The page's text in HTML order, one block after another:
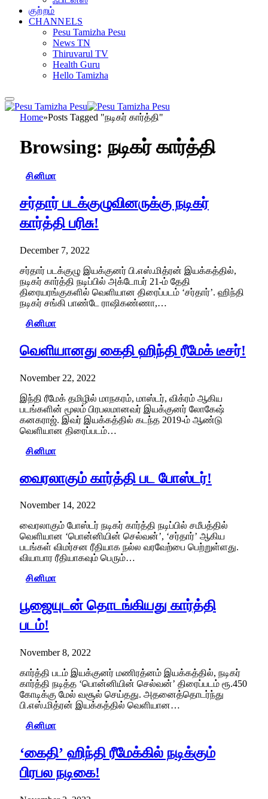
குற்றம்
CHANNELS
Pesu Tamizha Pesu
News TN
Thiruvarul TV
Health Guru
Hello Tamizha
Home»Posts Tagged "நடிகர் கார்த்தி"
Browsing: நடிகர் கார்த்தி
சினிமா
சர்தார் படக்குழுவினருக்கு நடிகர்
கார்த்தி பரிசு!
December 7, 2022
சர்தார் படக்குழு இயக்குனர் பி.எஸ்.மித்ரன் இயக்கத்தில்,
நடிகர் கார்த்தி நடிப்பில் அக்டோபர் 21-ம் தேதி
திரையரங்குகளில் வெளியான திரைப்படம் ‘சர்தார்’. ஹிந்தி
நடிகர் சங்கி பாண்டே ராஷிகண்ணா,…
சினிமா
வெளியானது கைதி ஹிந்தி ரீமேக் டீசர்!
November 22, 2022
இந்தி ரீமேக் தமிழில் மாநகரம், மாஸ்டர், விக்ரம் ஆகிய
படங்களின் மூலம் பிரபலமானவர் இயக்குனர் லோகேஷ்
கனகராஜ். இவர் இயக்கத்தில் கடந்த 2019-ம் ஆண்டு
வெளியான திரைப்படம்…
சினிமா
வைரலாகும் கார்த்தி பட போஸ்டர்!
November 14, 2022
வைரலாகும் போஸ்டர் நடிகர் கார்த்தி நடிப்பில் சமீபத்தில்
வெளியான ‘பொன்னியின் செல்வன்’, ‘சர்தார்’ ஆகிய
படங்கள் விமர்சன ரீதியாக நல்ல வரவேற்பை பெற்றுள்ளது.
வியாபார ரீதியாகவும் பெரும்…
சினிமா
பூஜையுடன் தொடங்கியது கார்த்தி
படம்!
November 8, 2022
கார்த்தி படம் இயக்குனர் மணிரத்னம் இயக்கத்தில், நடிகர்
கார்த்தி நடித்த ‘பொன்னியின் செல்வன்’ திரைப்படம் ரூ.450
கோடிக்கு மேல் வசூல் செய்தது. அதனைத்தொடர்ந்து
பி.எஸ்.மித்ரன் இயக்கத்தில் வெளியான…
சினிமா
‘கைதி’ ஹிந்தி ரீமேக்கில் நடிக்கும்
பிரபல நடிகை!